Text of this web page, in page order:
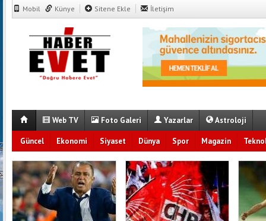
Mobil Künye Sitene Ekle İletişim
Web TV Foto Galeri Yazarlar Astroloji
Güncel Ekonomi Siyaset Dünya Spor Magazin